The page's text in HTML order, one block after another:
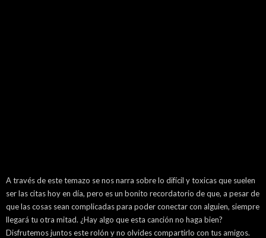
A través de este temazo se nos narra sobre lo difícil y toxicas que suelen
ser las citas hoy en día, pero es un bonito recordatorio de que, a pesar de
que las cosas sean complicadas para poder conectar con alguien, siempre
llegará tu otra mitad. ¿Hay algo que esta canción no haga bien?
Disfrutemos juntos este rolón y no olvides compartirlo con tus amigos.